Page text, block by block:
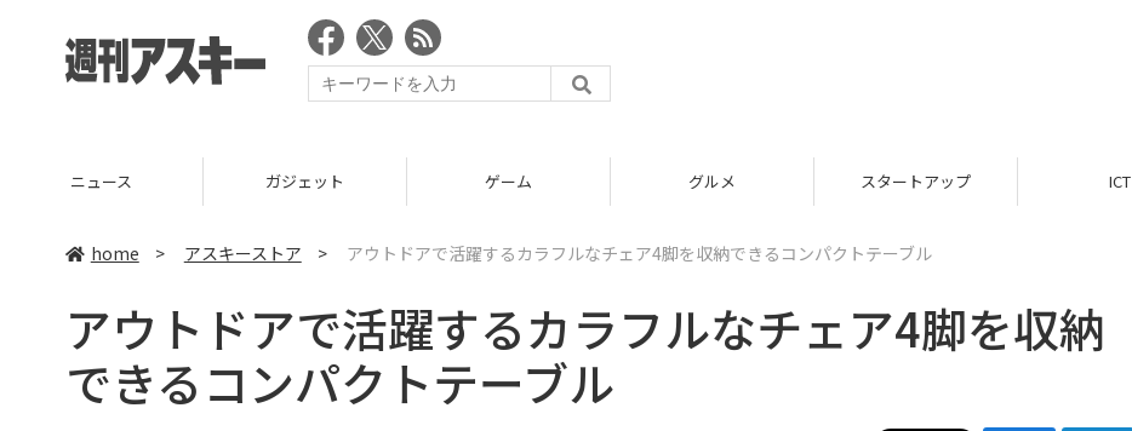
ニュース ガジェット ゲーム グルメ スタートアップ ICT
home > アスキーストア > アウトドアで活躍するカラフルなチェア4脚を収納できるコンパクトテーブル
アウトドアで活躍するカラフルなチェア4脚を収納
できるコンパクトテーブル